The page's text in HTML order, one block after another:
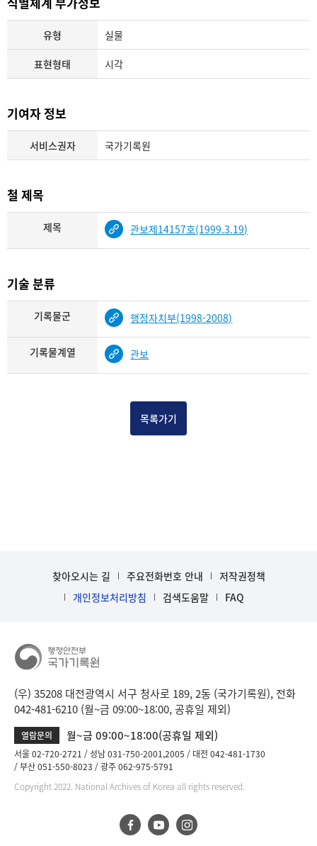
유형 실물
표현형태 시각
기여자 정보
서비스권자 국가기록원
철 제목
제목 관보제14157호(1999.3.19)
기술 분류
기록물군 행정자치부(1998-2008)
기록물계열 관보
목록가기
찾아오시는 길 주요전화번호 안내
저작권정책
개인정보처리방침
검색도움말 FAQ
(우) 35208 대전광역시 서구 청사로 189, 2동 (국가기록원), 전화
042-481-6210 (월~금 09:00~18:00, 공휴일 제외)
열람문의 월~금 09:00~18:00(공휴일 제외)
서울 02-720-2721 성남 031-750-2001,2005
대전 042-481-1730
부산 051-550-8023
광주 062-975-5791
Copyright 2022. National Archives of Korea all rights reserved.